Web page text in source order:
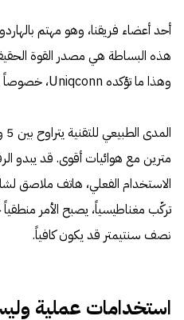
أحد أعضاء فريقنا، وهو مهتم
هذه البساطة هي مصدر القوة
وهذا ما تؤكده Uniqconn، خصوصاً في البيئات المزدحمة بالإشارات.
مترين مع هوائيات أقوى. قد يبدو
الاستخدام الفعلي، هاتف ملاصق
نصف سنتيمتر قد يكون كافياً.
استخدامات عملية